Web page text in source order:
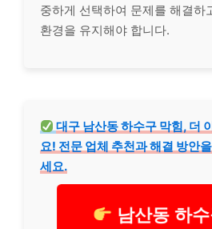
중하게 선택하여 문제를 해결하
환경을 유지해야 합니다.
대구 남산동 하수구 막힘, 더
요! 전문 업체 추천과 해결 방안
세요.
남산동 하수